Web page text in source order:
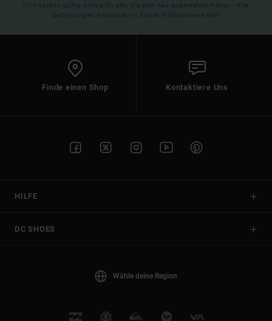
(*) Angebot gültig online für alle, die sich neu angemeldet haben - Alle
Bedingungen findest du in deiner Willkommens-Mail
Finde einen Shop Kontaktiere Uns
HILFE
DC SHOES
Wähle deine Region